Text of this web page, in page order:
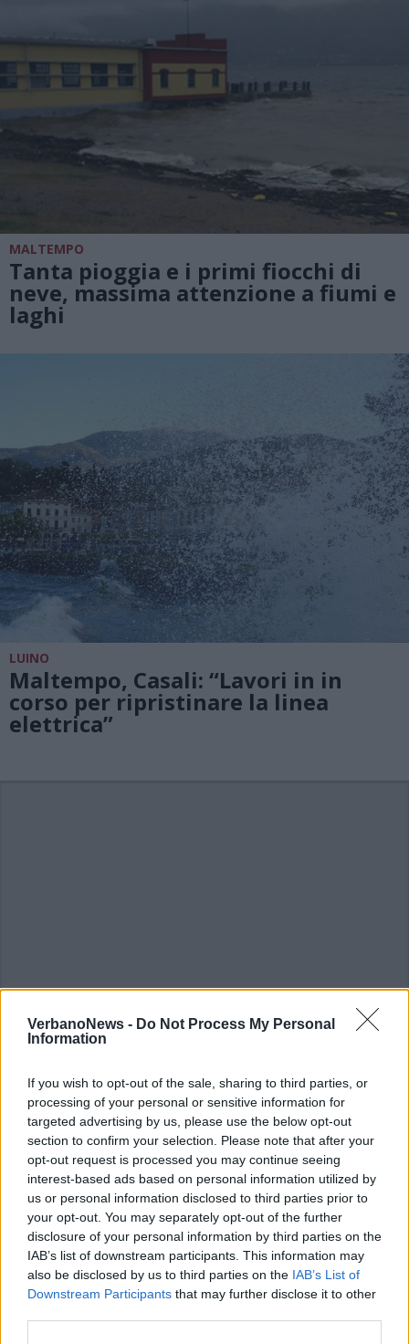
VerbanoNews - Do Not Process My Personal
Information
If you wish to opt-out of the sale, sharing to third parties, or
processing of your personal or sensitive information for
targeted advertising by us, please use the below opt-out
section to confirm your selection. Please note that after your
opt-out request is processed you may continue seeing
interest-based ads based on personal information utilized by
us or personal information disclosed to third parties prior to
your opt-out. You may separately opt-out of the further
disclosure of your personal information by third parties on the
IAB’s list of downstream participants. This information may
also be disclosed by us to third parties on the IAB’s List of
Downstream Participants that may further disclose it to other
MALTEMPO
Tanta pioggia e i primi fiocchi di
neve, massima attenzione a fiumi e
laghi
LUINO
Maltempo, Casali: “Lavori in in
corso per ripristinare la linea
elettrica”